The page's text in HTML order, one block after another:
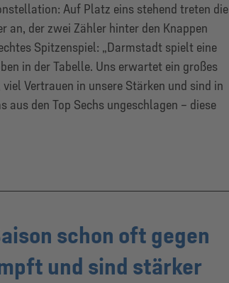
Auf Platz eins stehend treten die
an, der zwei Zähler hinter den Knappen
Spitzenspiel: „Darmstadt spielt eine
in der Tabelle. Uns erwartet ein großes
Vertrauen in unsere Stärken und sind in
aus den Top Sechs ungeschlagen – diese
schon oft gegen
und sind stärker